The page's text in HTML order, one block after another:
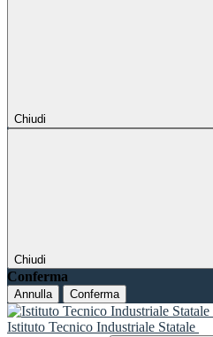
Chiudi
Chiudi
Conferma
Annulla Conferma
Istituto Tecnico Industriale Statale